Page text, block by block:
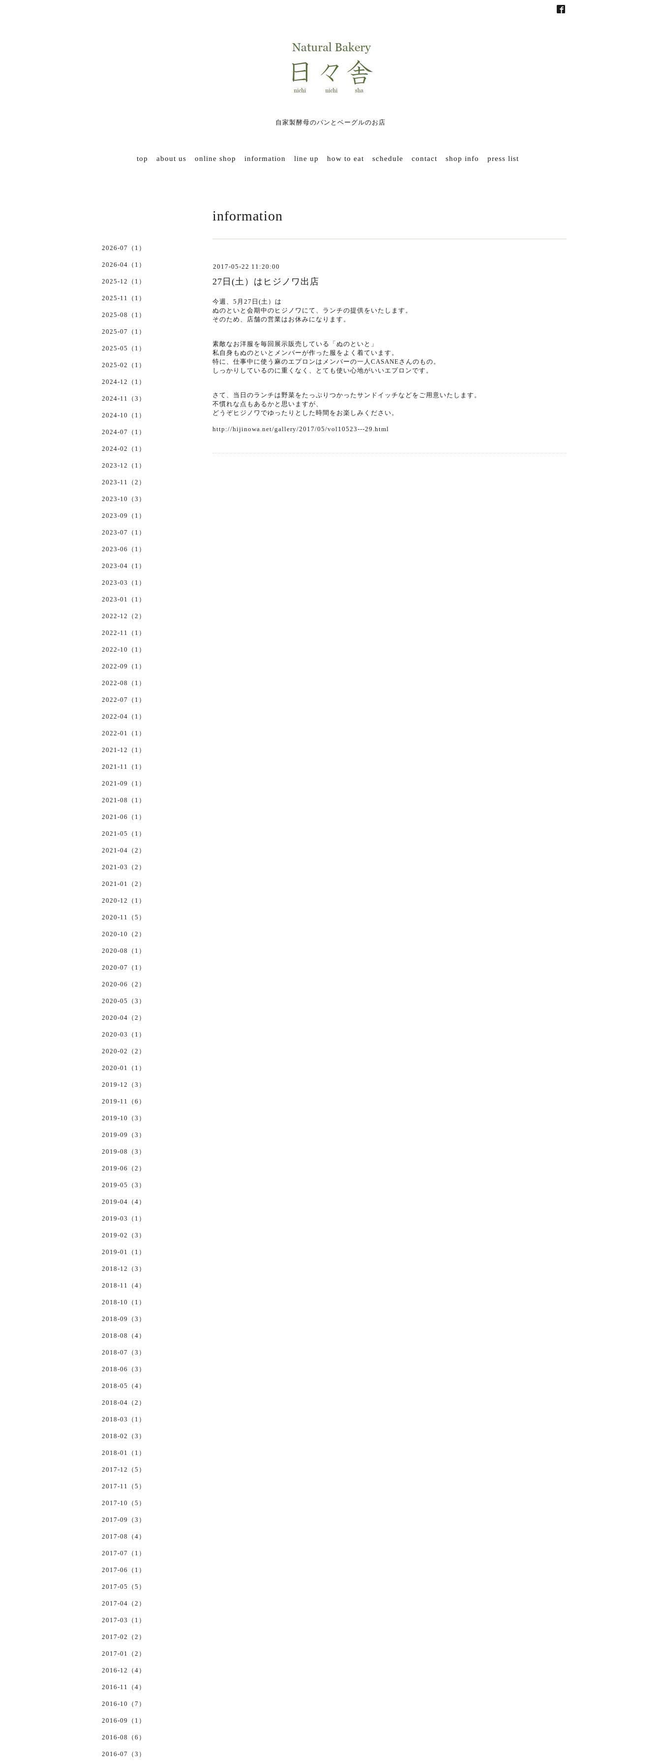
自家製酵母のパンとベーグルのお店
top about us online shop information line up how to eat schedule contact shop info press list
information
2017-05-22 11:20:00
27日(土）はヒジノワ出店
今週、5月27日(土）は
ぬのといと会期中のヒジノワにて、ランチの提供をいたします。
そのため、店舗の営業はお休みになります。
素敵なお洋服を毎回展示販売している「ぬのといと」
私自身もぬのといとメンバーが作った服をよく着ています。
特に、仕事中に使う麻のエプロンはメンバーの一人CASANEさんのもの。
しっかりしているのに重くなく、とても使い心地がいいエプロンです。
さて、当日のランチは野菜をたっぷりつかったサンドイッチなどをご用意いたします。
不慣れな点もあるかと思いますが、
どうぞヒジノワでゆったりとした時間をお楽しみください。
http://hijinowa.net/gallery/2017/05/vol10523---29.html
2026-07（1）
2026-04（1）
2025-12（1）
2025-11（1）
2025-08（1）
2025-07（1）
2025-05（1）
2025-02（1）
2024-12（1）
2024-11（3）
2024-10（1）
2024-07（1）
2024-02（1）
2023-12（1）
2023-11（2）
2023-10（3）
2023-09（1）
2023-07（1）
2023-06（1）
2023-04（1）
2023-03（1）
2023-01（1）
2022-12（2）
2022-11（1）
2022-10（1）
2022-09（1）
2022-08（1）
2022-07（1）
2022-04（1）
2022-01（1）
2021-12（1）
2021-11（1）
2021-09（1）
2021-08（1）
2021-06（1）
2021-05（1）
2021-04（2）
2021-03（2）
2021-01（2）
2020-12（1）
2020-11（5）
2020-10（2）
2020-08（1）
2020-07（1）
2020-06（2）
2020-05（3）
2020-04（2）
2020-03（1）
2020-02（2）
2020-01（1）
2019-12（3）
2019-11（6）
2019-10（3）
2019-09（3）
2019-08（3）
2019-06（2）
2019-05（3）
2019-04（4）
2019-03（1）
2019-02（3）
2019-01（1）
2018-12（3）
2018-11（4）
2018-10（1）
2018-09（3）
2018-08（4）
2018-07（3）
2018-06（3）
2018-05（4）
2018-04（2）
2018-03（1）
2018-02（3）
2018-01（1）
2017-12（5）
2017-11（5）
2017-10（5）
2017-09（3）
2017-08（4）
2017-07（1）
2017-06（1）
2017-05（5）
2017-04（2）
2017-03（1）
2017-02（2）
2017-01（2）
2016-12（4）
2016-11（4）
2016-10（7）
2016-09（1）
2016-08（6）
2016-07（3）